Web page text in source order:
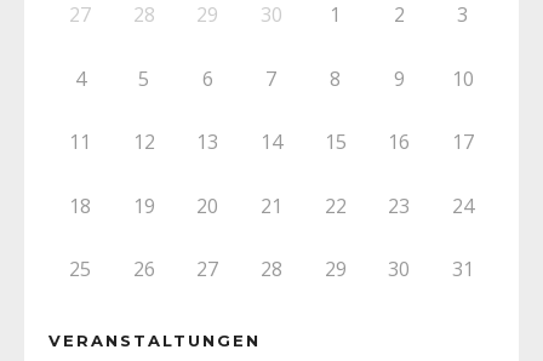
27 28 29 30 1 2 3
4 5 6 7 8 9 10
11 12 13 14 15 16 17
18 19 20 21 22 23 24
25 26 27 28 29 30 31
VERANSTALTUNGEN